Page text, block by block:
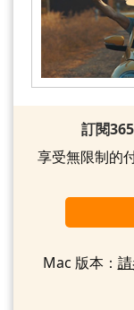
訂閱
享受無限制的
Mac 版本：